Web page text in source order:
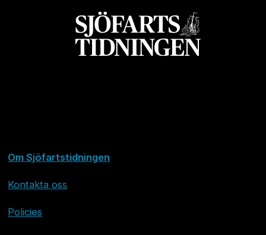
Om Sjöfartstidningen
Kontakta oss
Policies